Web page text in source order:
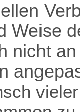
Weise
nicht